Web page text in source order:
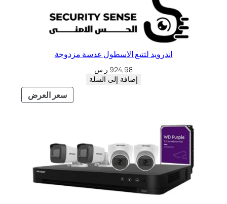
اندرويد لتتبع الاسطول عدسة مزدوجة
924,98 ر.س
إضافة إلى السلة
سعر العرض